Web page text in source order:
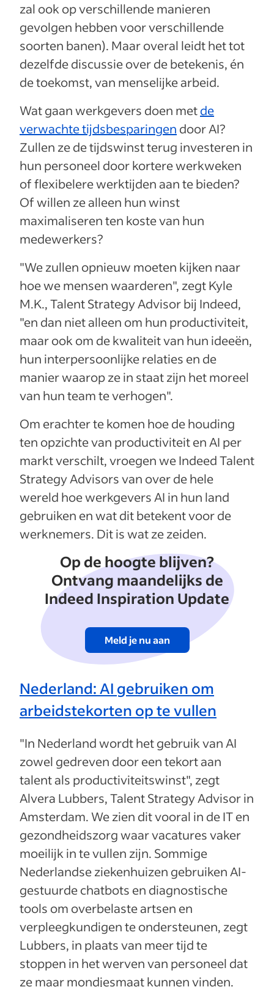
zal ook op verschillende manieren
gevolgen hebben voor verschillende
soorten banen). Maar overal leidt het tot
dezelfde discussie over de betekenis, én
de toekomst, van menselijke arbeid.
Wat gaan werkgevers doen metde
verwachte tijdsbesparingen door AI?
Zullen ze de tijdswinst terug investeren in
hun personeel door kortere werkweken
of flexibelere werktijden aan te bieden?
Of willen ze alleen hun winst
maximaliseren ten koste van hun
medewerkers?
"We zullen opnieuw moeten kijken naar
hoe we mensen waarderen", zegt Kyle
M.K., Talent Strategy Advisor bij Indeed,
"en dan niet alleen om hun productiviteit,
maar ook om de kwaliteit van hun ideeën,
hun interpersoonlijke relaties en de
manier waarop ze in staat zijn het moreel
van hun team te verhogen".
Om erachter te komen hoe de houding
ten opzichte van productiviteit en AI per
markt verschilt, vroegen we Indeed Talent
Strategy Advisors van over de hele
wereld hoe werkgevers AI in hun land
gebruiken en wat dit betekent voor de
werknemers. Dit is wat ze zeiden.
Op de hoogte blijven?
Ontvang maandelijks de
Indeed Inspiration Update
Meld je nu aan
Nederland: AI gebruiken om
arbeidstekorten op te vullen
"In Nederland wordt het gebruik van AI
zowel gedreven door een tekort aan
talent als productiviteitswinst", zegt
Alvera Lubbers, Talent Strategy Advisor in
Amsterdam. We zien dit vooral in de IT en
gezondheidszorg waar vacatures vaker
moeilijk in te vullen zijn. Sommige
Nederlandse ziekenhuizen gebruiken AI-
gestuurde chatbots en diagnostische
tools om overbelaste artsen en
verpleegkundigen te ondersteunen, zegt
Lubbers, in plaats van meer tijd te
stoppen in het werven van personeel dat
ze maar mondjesmaat kunnen vinden.